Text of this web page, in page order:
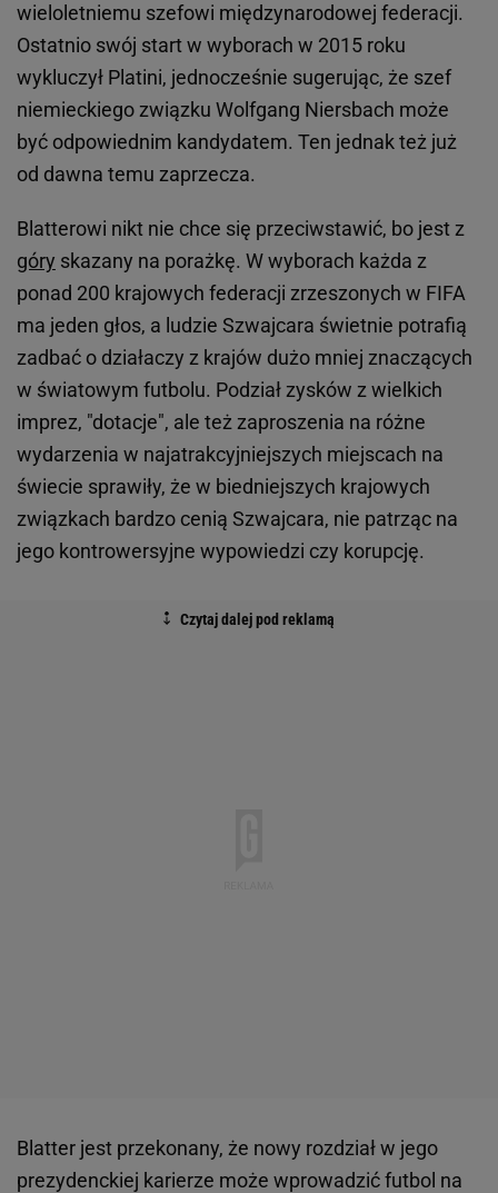
wieloletniemu szefowi międzynarodowej federacji.
Ostatnio swój start w wyborach w 2015 roku
wykluczył Platini, jednocześnie sugerując, że szef
niemieckiego związku Wolfgang Niersbach może
być odpowiednim kandydatem. Ten jednak też już
od dawna temu zaprzecza.
Blatterowi nikt nie chce się przeciwstawić, bo jest z
góry skazany na porażkę. W wyborach każda z
ponad 200 krajowych federacji zrzeszonych w FIFA
ma jeden głos, a ludzie Szwajcara świetnie potrafią
zadbać o działaczy z krajów dużo mniej znaczących
w światowym futbolu. Podział zysków z wielkich
imprez, "dotacje", ale też zaproszenia na różne
wydarzenia w najatrakcyjniejszych miejscach na
świecie sprawiły, że w biedniejszych krajowych
związkach bardzo cenią Szwajcara, nie patrząc na
jego kontrowersyjne wypowiedzi czy korupcję.
Blatter jest przekonany, że nowy rozdział w jego
prezydenckiej karierze może wprowadzić futbol na